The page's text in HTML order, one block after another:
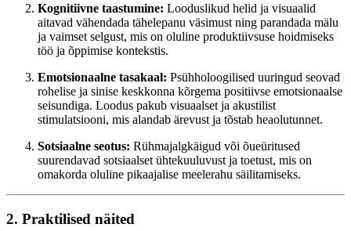
Kognitiivne taastumine: Looduslikud helid ja visuaalid
aitavad vähendada tähelepanu väsimust ning parandada mälu
ja vaimset selgust, mis on oluline produktiivsuse hoidmiseks
töö ja õppimise kontekstis.
Emotsionaalne tasakaal: Psühholoogilised uuringud seovad
rohelise ja sinise keskkonna kõrgema positiivse emotsionaalse
seisundiga. Loodus pakub visuaalset ja akustilist
stimulatsiooni, mis alandab ärevust ja tõstab heaolutunnet.
Sotsiaalne seotus: Rühmajalgkäigud või õueüritused
suurendavad sotsiaalset ühtekuuluvust ja toetust, mis on
omakorda oluline pikaajalise meelerahu säilitamiseks.
2. Praktilised näited